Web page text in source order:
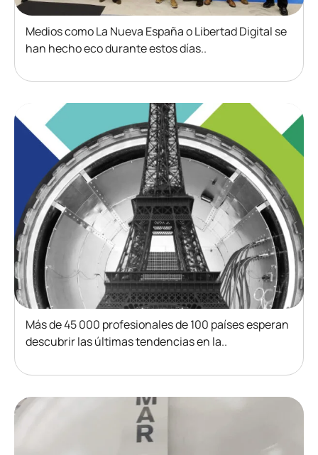
Medios como La Nueva España o Libertad Digital se
han hecho eco durante estos días..
Más de 45 000 profesionales de 100 países esperan
descubrir las últimas tendencias en la..